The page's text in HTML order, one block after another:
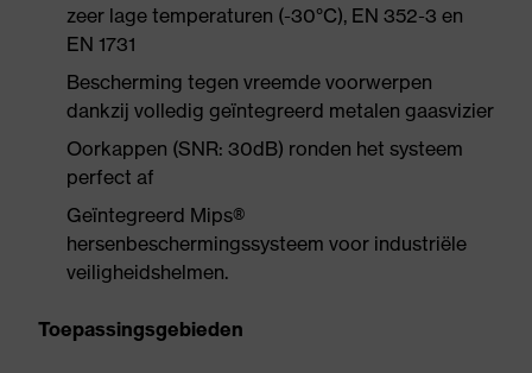
zeer lage temperaturen (-30°C), EN 352-3 en
EN 1731
Bescherming tegen vreemde voorwerpen
dankzij volledig geïntegreerd metalen gaasvizier
Oorkappen (SNR: 30dB) ronden het systeem
perfect af
Geïntegreerd Mips®
hersenbeschermingssysteem voor industriële
veiligheidshelmen.
Toepassingsgebieden